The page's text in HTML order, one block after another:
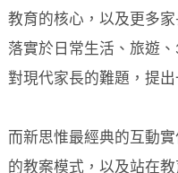
教育的核心，以及更多
落實於日常生活、旅遊
對現代家長的難題，提
而新思惟最經典的互動
的教案模式，以及站在